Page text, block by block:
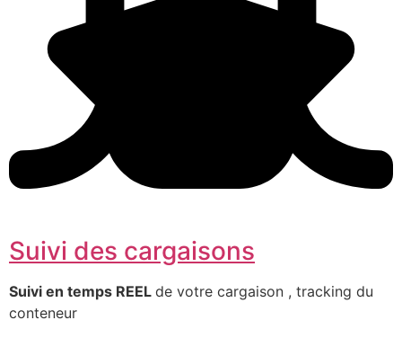
Suivi des cargaisons
Suivi en temps REEL de votre cargaison , tracking du
conteneur